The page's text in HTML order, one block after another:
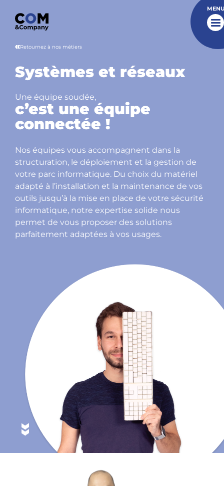
Retournez à nos métiers
Systèmes et réseaux
Une équipe soudée,
c’est une équipe
connectée !
Nos équipes vous accompagnent dans la
structuration, le déploiement et la gestion de
votre parc informatique. Du choix du matériel
adapté à l’installation et la maintenance de vos
outils jusqu’à la mise en place de votre sécurité
informatique, notre expertise solide nous
permet de vous proposer des solutions
parfaitement adaptées à vos usages.